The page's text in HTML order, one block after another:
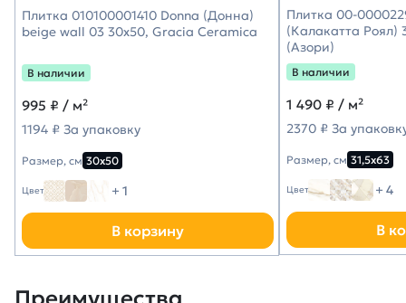
Плитка 010100001410 Donna (Донна)
beige wall 03 30х50, Gracia Ceramica
В наличии
995 ₽ / м²
1194 ₽ За упаковку
Размер, см 30х50
Цвет + 1
В корзину
Плитка 00-
(Калакатта Роял)
(Азори)
В наличии
1 490 ₽ / м²
2370 ₽ За
Размер, см 31,5х63
Цвет + 4
В